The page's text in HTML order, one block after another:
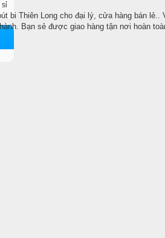
sỉ
bi Thiên Long cho đại lý, cửa hàng bán
Bạn sẻ được giao hàng tận nơi hoàn